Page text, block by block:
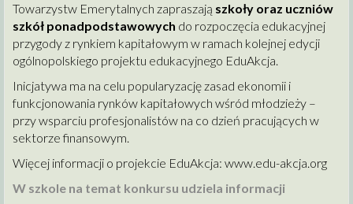
Towarzystw Emerytalnych zapraszają szkoły oraz uczniów
szkół ponadpodstawowych do rozpoczęcia edukacyjnej
przygody z rynkiem kapitałowym w ramach kolejnej edycji
ogólnopolskiego projektu edukacyjnego EduAkcja.
Inicjatywa ma na celu popularyzację zasad ekonomii i
funkcjonowania rynków kapitałowych wśród młodzieży –
przy wsparciu profesjonalistów na co dzień pracujących w
sektorze finansowym.
Więcej informacji o projekcie EduAkcja: www.edu-akcja.org
W szkole na temat konkursu udziela informacji